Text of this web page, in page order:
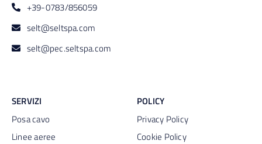
+39-0783/856059
selt@seltspa.com
selt@pec.seltspa.com
SERVIZI
Posa cavo
Linee aeree
POLICY
Privacy Policy
Cookie Policy